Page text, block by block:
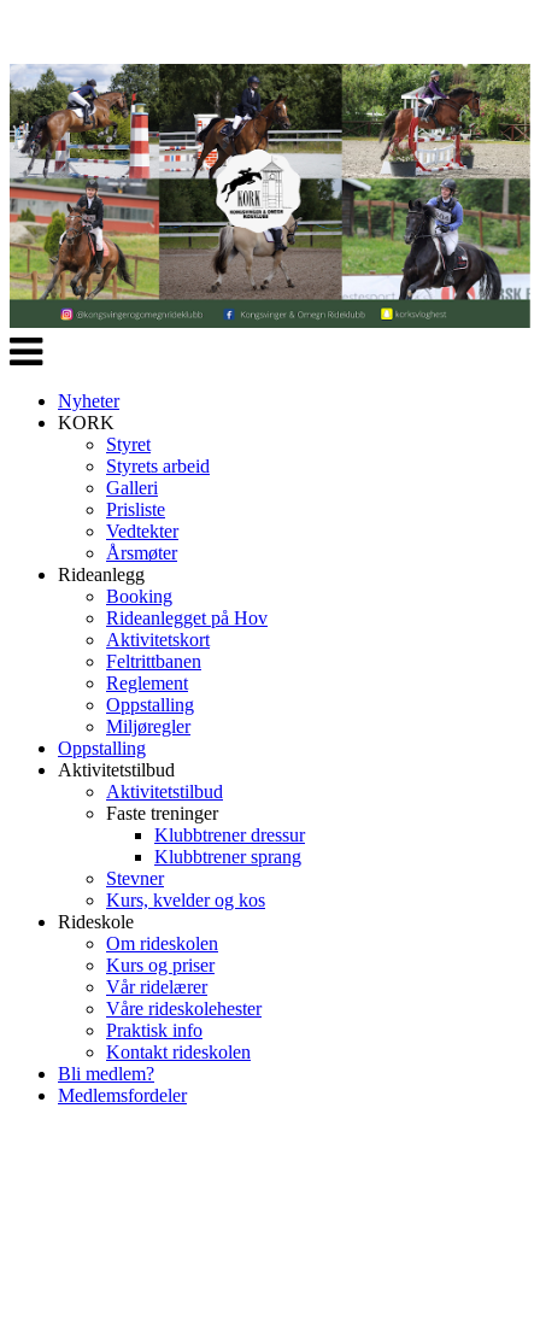
Veksle
navigasjon
Nyheter
KORK
Styret
Styrets arbeid
Galleri
Prisliste
Vedtekter
Årsmøter
Rideanlegg
Booking
Rideanlegget på Hov
Aktivitetskort
Feltrittbanen
Reglement
Oppstalling
Miljøregler
Oppstalling
Aktivitetstilbud
Aktivitetstilbud
Faste treninger
Klubbtrener dressur
Klubbtrener sprang
Stevner
Kurs, kvelder og kos
Rideskole
Om rideskolen
Kurs og priser
Vår ridelærer
Våre rideskolehester
Praktisk info
Kontakt rideskolen
Bli medlem?
Medlemsfordeler